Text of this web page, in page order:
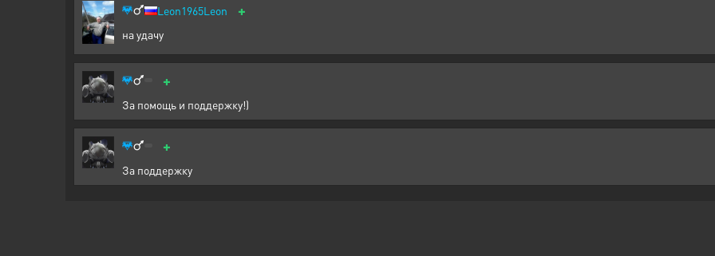
Leon1965Leon +
на удачу
+
За помощь и поддержку!)
+
За поддержку